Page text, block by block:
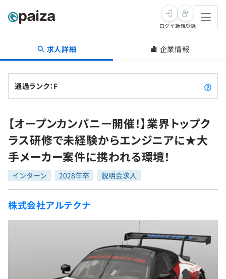
転職・キャリア
転職成功ガイド
転職エージェント
インタビュー
転職成功ガイド
新卒就活
求人検索
本選考
インターン
新卒エージェント
学習
問題集
4択課題
プログラミング言語
ゲーム・マンガ
Tech Team Journal
paizaとは？
ログイン新規登録
求人詳細 企業情報
通過ランク：F
【オープンカンパニー開催！】業界トップク
ラス研修で未経験からエンジニアに★大
手メーカー案件に携われる環境！
インターン 2028年卒 説明会求人
株式会社アルテクナ